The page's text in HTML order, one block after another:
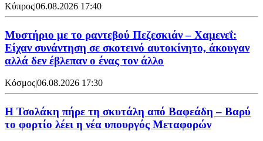
Κύπρος|06.08.2026 17:40
Μυστήριο με το ραντεβού Πεζεσκιάν – Χαμενεΐ:
Είχαν συνάντηση σε σκοτεινό αυτοκίνητο, άκουγαν
αλλά δεν έβλεπαν ο ένας τον άλλο
Κόσμος|06.08.2026 17:30
Η Τσολάκη πήρε τη σκυτάλη από Βαφεάδη – Βαρύ
το φορτίο λέει η νέα υπουργός Μεταφορών